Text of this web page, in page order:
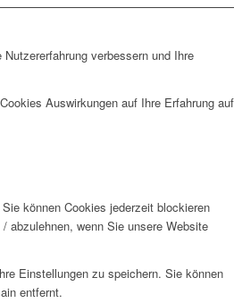
verbessern und Ihre
Auswirkungen auf Ihre Erfahrung auf
können Cookies jederzeit blockieren
abzulehnen, wenn Sie unsere Website
Einstellungen zu speichern. Sie können
entfernt.